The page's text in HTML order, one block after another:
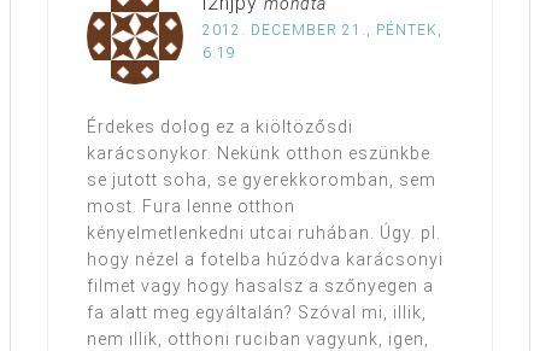
mondta
2012. DECEMBER 21., PÉNTEK,
6:19
Érdekes dolog ez a kiöltözősdi
karácsonykor. Nekünk otthon eszünkbe
se jutott soha, se gyerekkoromban, sem
most. Fura lenne otthon
kényelmetlenkedni utcai ruhában. Úgy. pl.
hogy nézel a fotelba húzódva karácsonyi
filmet vagy hogy hasalsz a szőnyegen a
fa alatt meg egyáltalán? Szóval mi, illik,
nem illik, otthoni ruciban vagyunk, igen,